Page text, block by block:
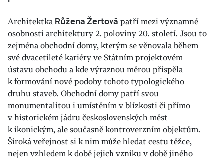
Architektka Růžena Žertová patří mezi významné
osobnosti architektury 2. poloviny 20. století. Jsou to
zejména obchodní domy, kterým se věnovala během
své dvacetileté kariéry ve Státním projektovém
ústavu obchodu a kde výraznou měrou přispěla
k formování nové podoby tohoto typologického
druhu staveb. Obchodní domy patří svou
monumentalitou i umístěním v blízkosti či přímo
v historickém jádru československých měst
k ikonickým, ale současně kontroverzním objektům.
Široká veřejnost si k nim může hledat cestu těžce,
nejen vzhledem k době jejich vzniku v době jiného